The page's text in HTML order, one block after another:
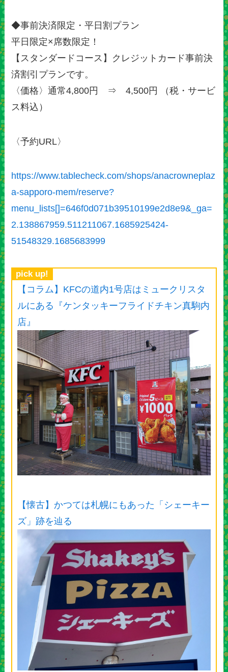
◆事前決済限定・平日割プラン
平日限定×席数限定！
【スタンダードコース】クレジットカード事前決
済割引プランです。
〈価格〉通常4,800円 ⇒ 4,500円 （税・サービ
ス料込）
〈予約URL〉
https://www.tablecheck.com/shops/anacrowneplaz
a-sapporo-mem/reserve?
menu_lists[]=646f0d071b39510199e2d8e9&_ga=
2.138867959.511211067.1685925424-
51548329.1685683999
pick up!
【コラム】KFCの道内1号店はミュークリスタ
ルにある『ケンタッキーフライドチキン真駒内
店』
【懐古】かつては札幌にもあった「シェーキー
ズ」跡を辿る